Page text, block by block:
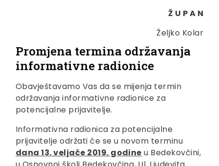
Ž U P A N
Željko Kolar
Promjena termina održavanja
informativne radionice
Obavještavamo Vas da se mijenja termin
održavanja informativne radionice za
potencijalne prijavitelje.
Informativna radionica za potencijalne
prijavitelje održati će se u novom terminu
dana 13. veljače 2019. godine u Bedekovčini,